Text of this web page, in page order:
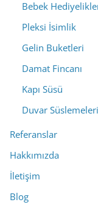
Bebek
Pleksi İsimlik
Gelin Buketleri
Damat Fincanı
Kapı Süsü
Duvar Süslemeleri
Referanslar
Hakkımızda
İletişim
Blog